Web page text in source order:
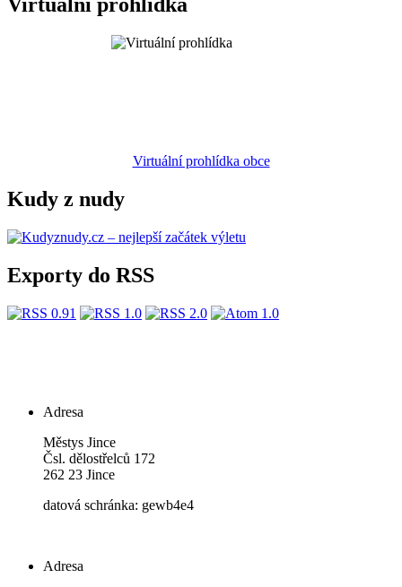
Virtuální prohlídka
Virtuální prohlídka obce
Kudy z nudy
Exporty do RSS
Adresa
Městys Jince
Čsl. dělostřelců 172
262 23 Jince
datová schránka: gewb4e4
Adresa